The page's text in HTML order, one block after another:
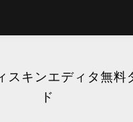
スキンエディタ無料
ド